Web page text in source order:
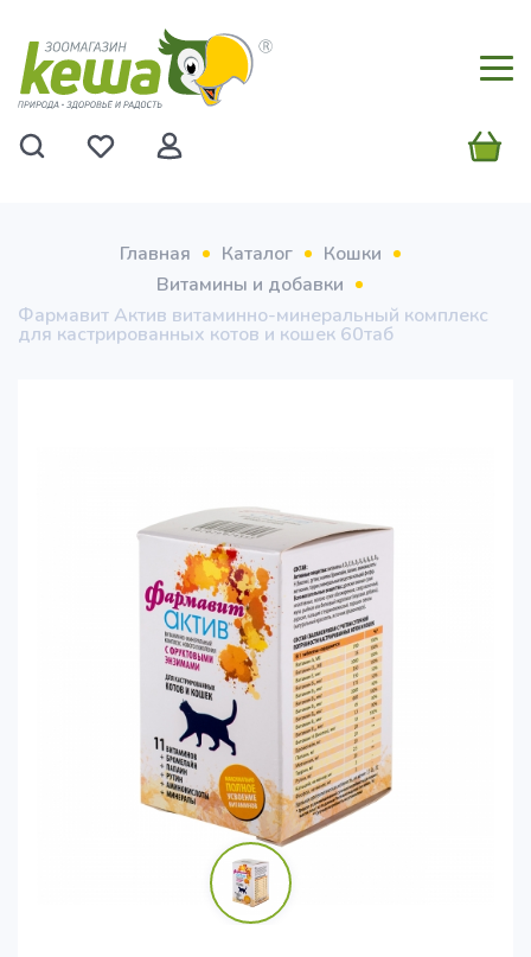
Главная Каталог
Кошки
Витамины и добавки
Фармавит Актив витаминно-минеральный комплекс
для кастрированных котов и кошек 60таб